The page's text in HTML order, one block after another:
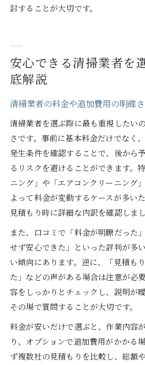
討することが大切です。
安心できる清掃業者を
底解説
清掃業者の料金や追加費用の明確
清掃業者を選ぶ際に最も重視したい
さです。事前に基本料金だけでなく
発生条件を確認することで、後から
るリスクを避けることができます。
ニング」や「エアコンクリーニング
よって料金が変動するケースが多い
見積もり時に詳細な内訳を確認しまし
また、口コミで「料金が明瞭だった
せず安心できた」といった評判が多
い傾向にあります。逆に、「見積も
た」などの声がある場合は注意が必
容をしっかりとチェックし、説明が
その場で質問することが大切です。
料金が安いだけで選ぶと、作業内容
り、オプションで追加費用がかかる
ず複数社の見積もりを比較し、総額